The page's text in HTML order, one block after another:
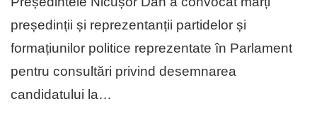
președinții și reprezentanții partidelor și
formațiunilor politice reprezentate în Parlament
pentru consultări privind desemnarea
candidatului la…